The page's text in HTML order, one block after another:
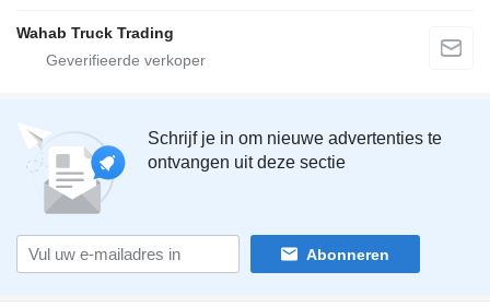
Wahab Truck Trading
Schrijf je in om nieuwe advertenties te
ontvangen uit deze sectie
Abonneren